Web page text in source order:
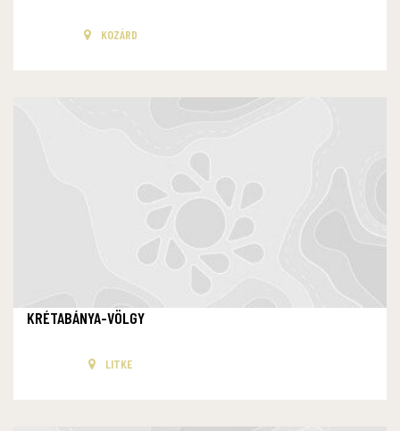
KOZÁRD
KRÉTABÁNYA-VÖLGY
LITKE